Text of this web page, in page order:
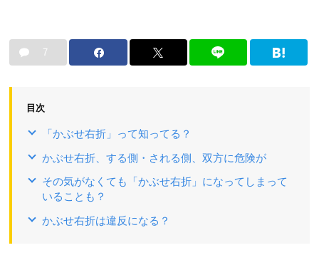
7
目次
「かぶせ右折」って知ってる？
かぶせ右折、する側・される側、双方に危険が
その気がなくても「かぶせ右折」になってしまって
いることも？
かぶせ右折は違反になる？